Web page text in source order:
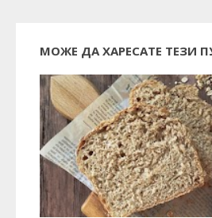
МОЖЕ ДА ХАРЕСАТЕ ТЕЗИ